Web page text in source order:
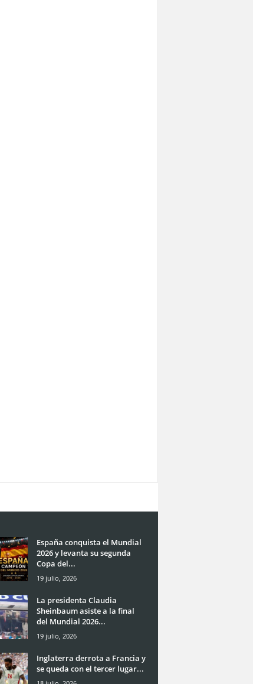
España conquista el Mundial
2026 y levanta su segunda
Copa del...
19 julio, 2026
La presidenta Claudia
Sheinbaum asiste a la final
del Mundial 2026...
19 julio, 2026
Inglaterra derrota a Francia y
se queda con el tercer lugar...